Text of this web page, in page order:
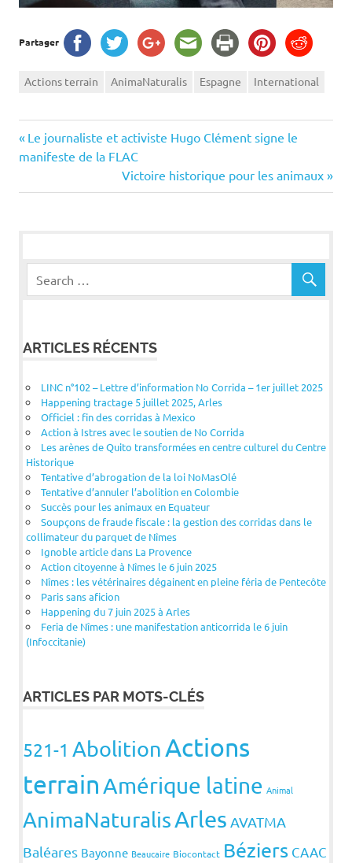
Partager
Actions terrain AnimaNaturalis Espagne International
Navigation
Previous
Post:
Le journaliste et activiste Hugo Clément signe le
manifeste de la FLAC
Next
Post:
Victoire historique pour les animaux
ARTICLES RÉCENTS
LINC n°102 – Lettre d’information No Corrida – 1er juillet 2025
Happening tractage 5 juillet 2025, Arles
Officiel : fin des corridas à Mexico
Action à Istres avec le soutien de No Corrida
Les arènes de Quito transformées en centre culturel du Centre
Historique
Tentative d’abrogation de la loi NoMasOlé
Tentative d’annuler l’abolition en Colombie
Succès pour les animaux en Equateur
Soupçons de fraude fiscale : la gestion des corridas dans le
collimateur du parquet de Nîmes
Ignoble article dans La Provence
Action citoyenne à Nîmes le 6 juin 2025
Nîmes : les vétérinaires dégainent en pleine féria de Pentecôte
Paris sans aficion
Happening du 7 juin 2025 à Arles
Feria de Nîmes : une manifestation anticorrida le 6 juin
(Infoccitanie)
ARTICLES PAR MOTS-CLÉS
521-1 AbolitionActions
terrainAmérique latine Animal
AnimaNaturalisArles AVATMA
Baléares Bayonne Beaucaire Biocontact Béziers CAAC